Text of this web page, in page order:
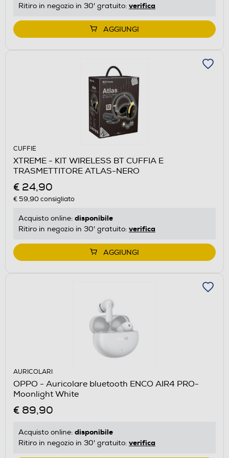
Ritiro in negozio in 30' gratuito: verifica
AGGIUNGI
CUFFIE
XTREME - KIT WIRELESS BT CUFFIA E
TRASMETTITORE ATLAS-NERO
€ 24,90
€ 59,90consigliato
Acquisto online: disponibile
Ritiro in negozio in 30' gratuito: verifica
AGGIUNGI
AURICOLARI
OPPO - Auricolare bluetooth ENCO AIR4 PRO-
Moonlight White
€ 89,90
Acquisto online: disponibile
Ritiro in negozio in 30' gratuito: verifica